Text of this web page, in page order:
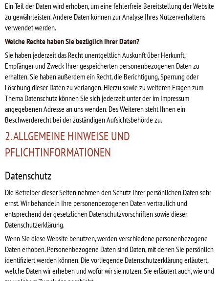
Ein Teil der Daten wird erhoben, um eine fehlerfreie Bereitstellung der Website
zu gewährleisten. Andere Daten können zur Analyse Ihres Nutzerverhaltens
verwendet werden.
Welche Rechte haben Sie bezüglich Ihrer Daten?
Sie haben jederzeit das Recht unentgeltlich Auskunft über Herkunft,
Empfänger und Zweck Ihrer gespeicherten personenbezogenen Daten zu
erhalten. Sie haben außerdem ein Recht, die Berichtigung, Sperrung oder
Löschung dieser Daten zu verlangen. Hierzu sowie zu weiteren Fragen zum
Thema Datenschutz können Sie sich jederzeit unter der im Impressum
angegebenen Adresse an uns wenden. Des Weiteren steht Ihnen ein
Beschwerderecht bei der zuständigen Aufsichtsbehörde zu.
2. ALLGEMEINE HINWEISE UND
PFLICHTINFORMATIONEN
Datenschutz
Die Betreiber dieser Seiten nehmen den Schutz Ihrer persönlichen Daten sehr
ernst. Wir behandeln Ihre personenbezogenen Daten vertraulich und
entsprechend der gesetzlichen Datenschutzvorschriften sowie dieser
Datenschutzerklärung.
Wenn Sie diese Website benutzen, werden verschiedene personenbezogene
Daten erhoben. Personenbezogene Daten sind Daten, mit denen Sie persönlich
identifiziert werden können. Die vorliegende Datenschutzerklärung erläutert,
welche Daten wir erheben und wofür wir sie nutzen. Sie erläutert auch, wie und